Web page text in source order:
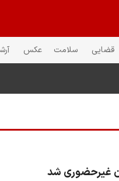
قضایی سلامت عکس
غیرحضوری شد